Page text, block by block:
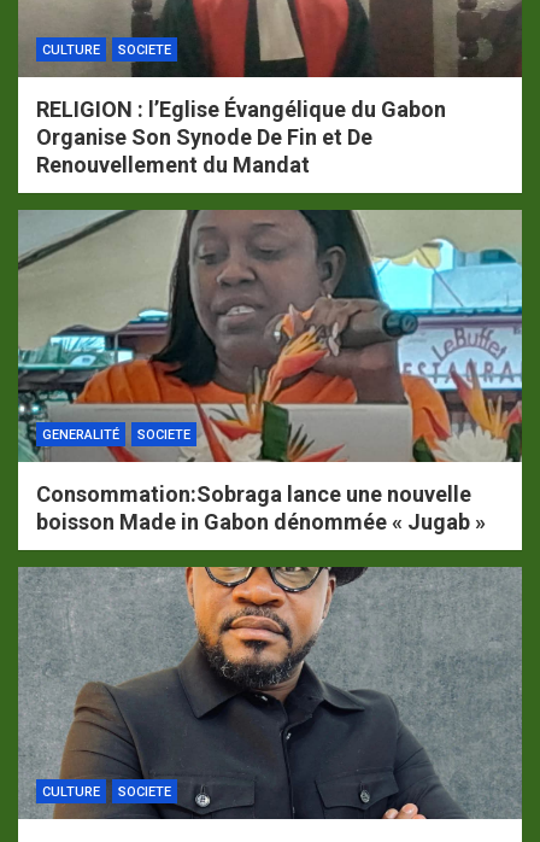
CULTURE SOCIETE
RELIGION : l’Eglise Évangélique du Gabon
Organise Son Synode De Fin et De
Renouvellement du Mandat
GENERALITÉ SOCIETE
Consommation:Sobraga lance une nouvelle
boisson Made in Gabon dénommée « Jugab »
CULTURE SOCIETE